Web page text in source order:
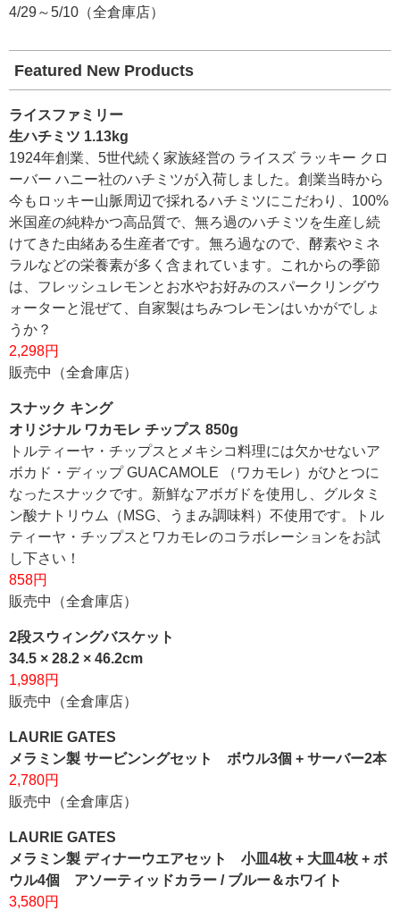
4/29～5/10（全倉庫店）
Featured New Products
ライスファミリー
生ハチミツ 1.13kg
1924年創業、5世代続く家族経営の ライスズ ラッキー クロ
ーバー ハニー社のハチミツが入荷しました。創業当時から
今もロッキー山脈周辺で採れるハチミツにこだわり、100%
米国産の純粋かつ高品質で、無ろ過のハチミツを生産し続
けてきた由緒ある生産者です。無ろ過なので、酵素やミネ
ラルなどの栄養素が多く含まれています。これからの季節
は、フレッシュレモンとお水やお好みのスパークリングウ
ォーターと混ぜて、自家製はちみつレモンはいかがでしょ
うか？
2,298円
販売中（全倉庫店）
スナック キング
オリジナル ワカモレ チップス 850g
トルティーヤ・チップスとメキシコ料理には欠かせないア
ボカド・ディップ GUACAMOLE （ワカモレ）がひとつに
なったスナックです。新鮮なアボガドを使用し、グルタミ
ン酸ナトリウム（MSG、うまみ調味料）不使用です。トル
ティーヤ・チップスとワカモレのコラボレーションをお試
し下さい！
858円
販売中（全倉庫店）
2段スウィングバスケット
34.5 × 28.2 × 46.2cm
1,998円
販売中（全倉庫店）
LAURIE GATES
メラミン製 サービンングセット ボウル3個 + サーバー2本
2,780円
販売中（全倉庫店）
LAURIE GATES
メラミン製 ディナーウエアセット 小皿4枚 + 大皿4枚 + ボ
ウル4個 アソーティッドカラー / ブルー＆ホワイト
3,580円